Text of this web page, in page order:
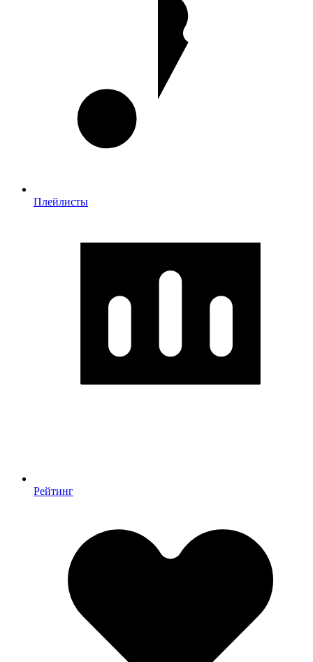
Плейлисты
Рейтинг